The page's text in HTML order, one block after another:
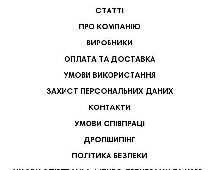
СТАТТІ
ПРО КОМПАНІЮ
ВИРОБНИКИ
ОПЛАТА ТА ДОСТАВКА
УМОВИ ВИКОРИСТАННЯ
ЗАХИСТ ПЕРСОНАЛЬНИХ ДАНИХ
КОНТАКТИ
УМОВИ СПІВПРАЦІ
ДРОПШИПІНГ
ПОЛІТИКА БЕЗПЕКИ